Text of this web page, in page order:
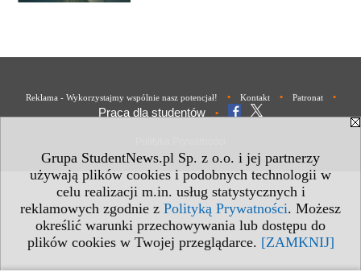
Grupa StudentNews.pl Sp. z o.o. i jej partnerzy
używają plików cookies i podobnych technologii w
celu realizacji m.in. usług statystycznych i
reklamowych zgodnie z Polityką Prywatności. Możesz
określić warunki przechowywania lub dostępu do
plików cookies w Twojej przeglądarce. [ZAMKNIJ]
Reklama - Wykorzystajmy wspólnie nasz potencjał! • Kontakt • Patronat •
Praca dla studentów •